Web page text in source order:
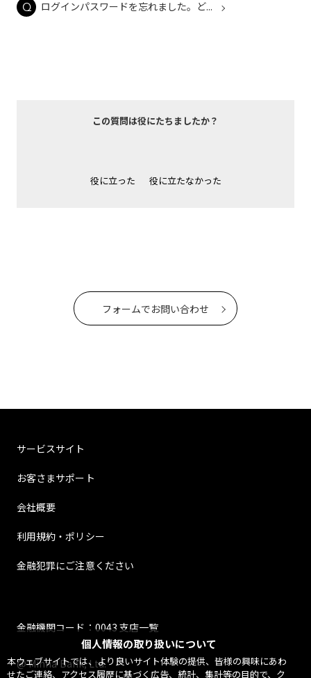
個人情報の取り扱いについて
本ウェブサイトでは、より良いサイト体験の提供、皆様の興味にあわ
せたご連絡、アクセス履歴に基づく広告、統計、集計等の目的で、ク
ログインパスワードを忘れました。ど...
この質問は役にたちましたか？
役に立った 役に立たなかった
フォームでお問い合わせ
サービスサイト
お客さまサポート
会社概要
利用規約・ポリシー
金融犯罪にご注意ください
金融機関コード：0043 支店一覧
@ Minna Bank, Ltd.